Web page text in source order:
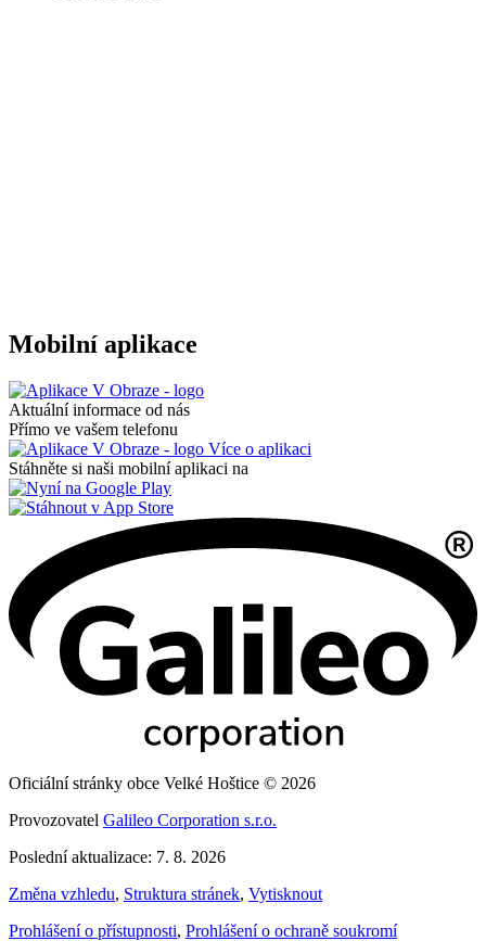
Mobilní aplikace
Aktuální informace od nás
Přímo ve vašem telefonu
Více o aplikaci
Stáhněte si naši mobilní aplikaci na
Oficiální stránky obce Velké Hoštice © 2026
Provozovatel Galileo Corporation s.r.o.
Poslední aktualizace: 7. 8. 2026
Změna vzhledu, Struktura stránek, Vytisknout
Prohlášení o přístupnosti, Prohlášení o ochraně soukromí